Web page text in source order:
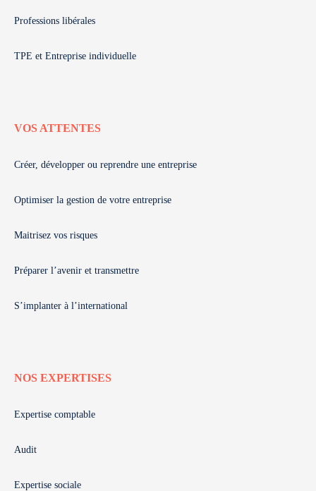
Professions libérales
TPE et Entreprise individuelle
VOS ATTENTES
Créer, développer ou reprendre une entreprise
Optimiser la gestion de votre entreprise
Maitrisez vos risques
Préparer l’avenir et transmettre
S’implanter à l’international
NOS EXPERTISES
Expertise comptable
Audit
Expertise sociale